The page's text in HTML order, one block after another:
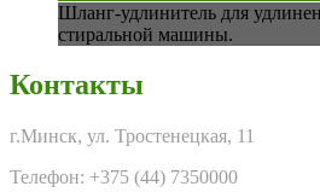
Шланг-удлинитель для
стиральной машины.
Контакты
г.Минск, ул. Тростенецкая, 11
Телефон: +375 (44) 7350000